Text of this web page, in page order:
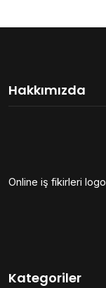
Hakkımızda
Online iş fikirleri logo
Kategoriler